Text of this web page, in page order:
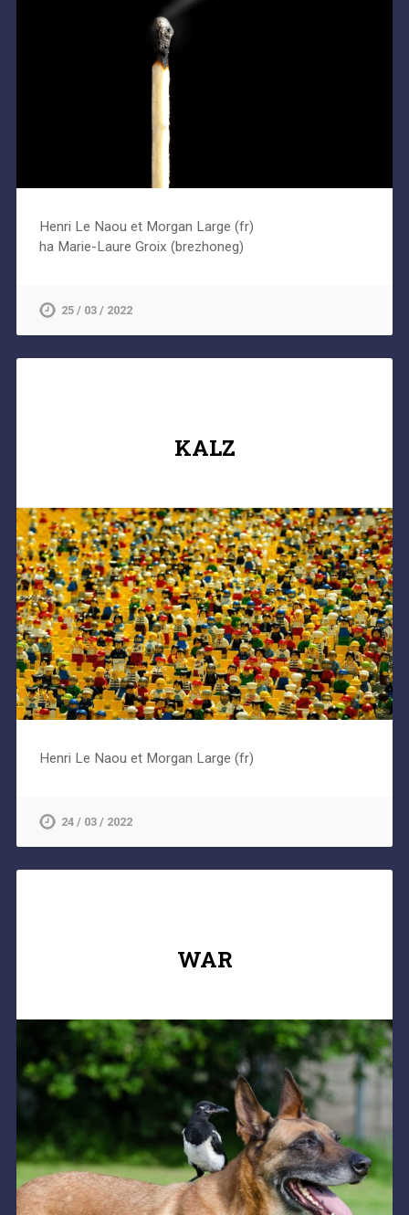
Henri Le Naou et Morgan Large (fr)
ha Marie-Laure Groix (brezhoneg)
25 / 03 / 2022
KALZ
Henri Le Naou et Morgan Large (fr)
24 / 03 / 2022
WAR